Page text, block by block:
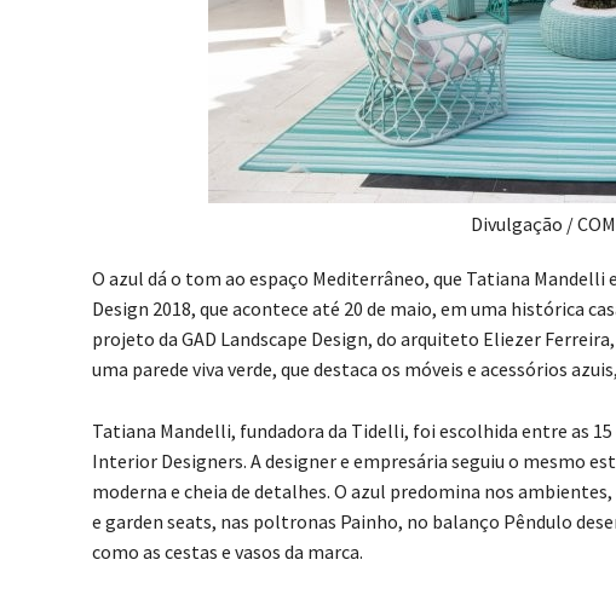
Divulgação /
O azul dá o tom ao espaço Mediterrâneo, que Tatiana Mandelli
Design 2018, que acontece até 20 de maio, em uma histórica
projeto da GAD Landscape Design, do arquiteto Eliezer
uma parede viva verde, que destaca os móveis e acessórios
Tatiana Mandelli, fundadora da Tidelli, foi escolhida entre as
Interior Designers. A designer e empresária seguiu o mesmo
moderna e cheia de detalhes. O azul predomina nos
e garden seats, nas poltronas Painho, no balanço Pêndulo
como as cestas e vasos da marca.